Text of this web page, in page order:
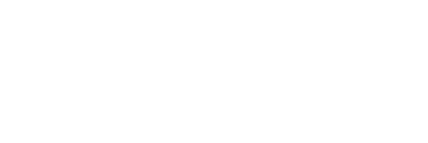
attivamente alla ricerca di caratteristiche